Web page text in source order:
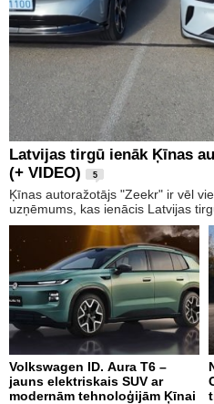
Latvijas tirgū ienāk Ķīnas
(+ VIDEO)
5
Ķīnas autoražotājs "Zeekr" ir vēl
uzņēmums, kas ienācis Latvijas
Volkswagen ID. Aura T6 –
jauns elektriskais SUV ar
modernām tehnoloģijām Ķīnai